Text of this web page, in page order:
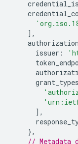
],
issuer :
],
},
//